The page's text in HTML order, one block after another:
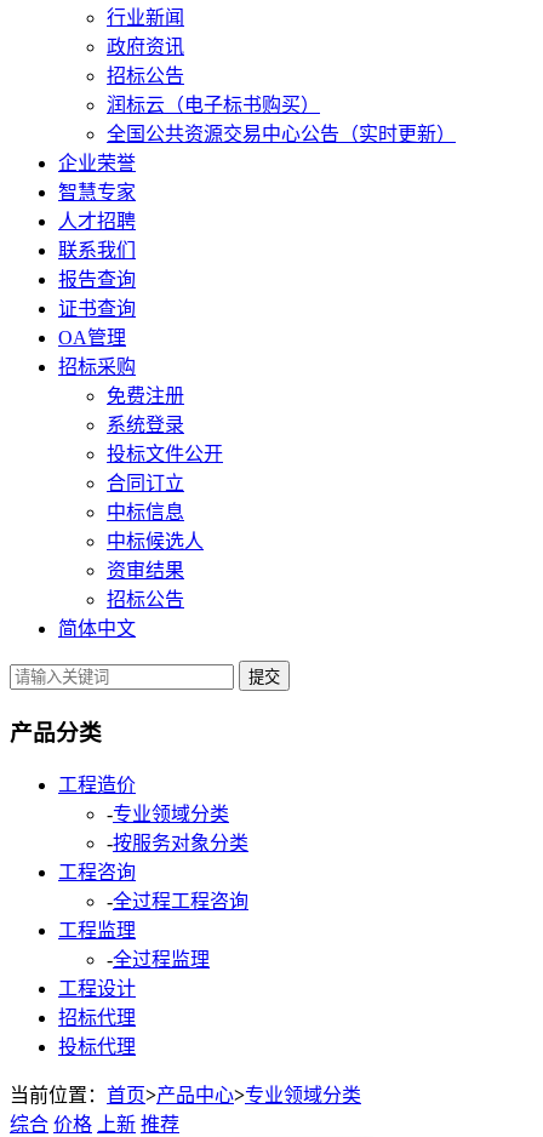
行业新闻
政府资讯
招标公告
润标云（电子标书购买）
全国公共资源交易中心公告（实时更新）
企业荣誉
智慧专家
人才招聘
联系我们
报告查询
证书查询
OA管理
招标采购
免费注册
系统登录
投标文件公开
合同订立
中标信息
中标候选人
资审结果
招标公告
简体中文
提交
产品分类
工程造价
-专业领域分类
-按服务对象分类
工程咨询
-全过程工程咨询
工程监理
-全过程监理
工程设计
招标代理
投标代理
当前位置： 首页>产品中心>专业领域分类
综合 价格 上新 推荐